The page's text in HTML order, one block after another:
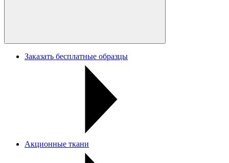
Заказать бесплатные образцы
Акционные ткани